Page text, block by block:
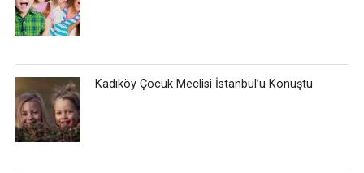
Kadıköy Çocuk Meclisi İstanbul’u Konuştu